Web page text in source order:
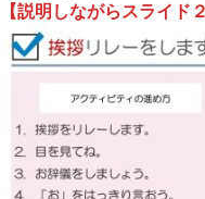
【説明しながらスライド